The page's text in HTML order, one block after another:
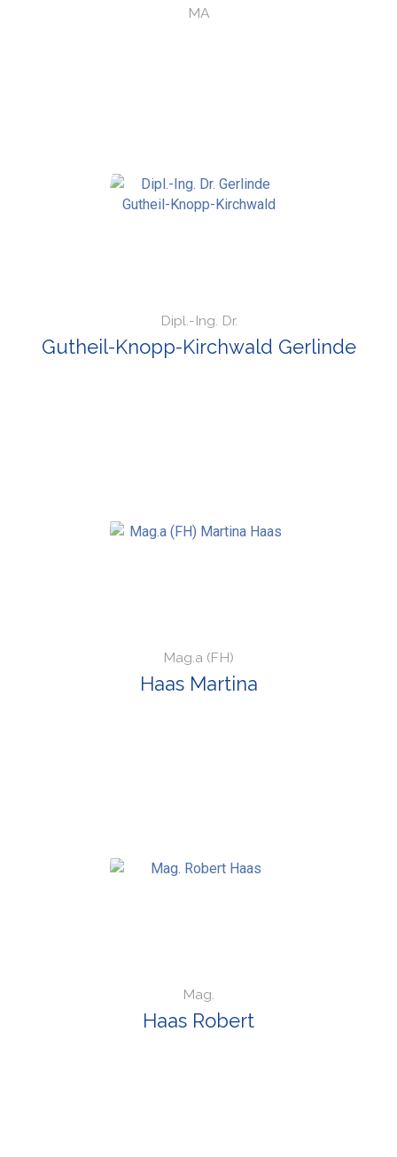
MA
Dipl.-Ing. Dr.
Gutheil-Knopp-Kirchwald Gerlinde
Mag.a (FH)
Haas Martina
Mag.
Haas Robert